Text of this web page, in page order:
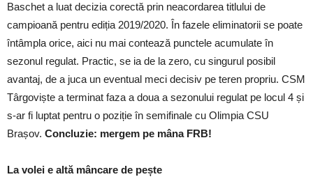
Baschet a luat decizia corectă prin neacordarea titlului de
campioană pentru ediția 2019/2020. În fazele eliminatorii se poate
întâmpla orice, aici nu mai contează punctele acumulate în
sezonul regulat. Practic, se ia de la zero, cu singurul posibil
avantaj, de a juca un eventual meci decisiv pe teren propriu. CSM
Târgoviște a terminat faza a doua a sezonului regulat pe locul 4 și
s-ar fi luptat pentru o poziție în semifinale cu Olimpia CSU
Brașov. Concluzie: mergem pe mâna FRB!
La volei e altă mâncare de pește